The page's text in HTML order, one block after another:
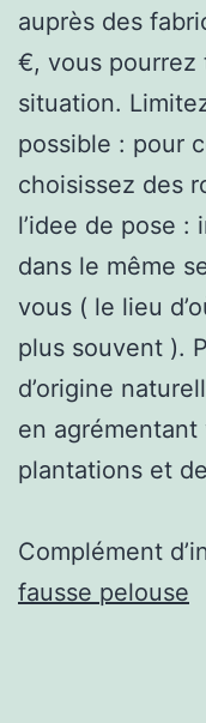
auprès des
€, vous pourrez
situation.
possible : pour
choisissez des
l’idee de pose :
dans le même
vous ( le lieu
plus souvent ).
d’origine
en
plantations et
Complément
fausse pelouse